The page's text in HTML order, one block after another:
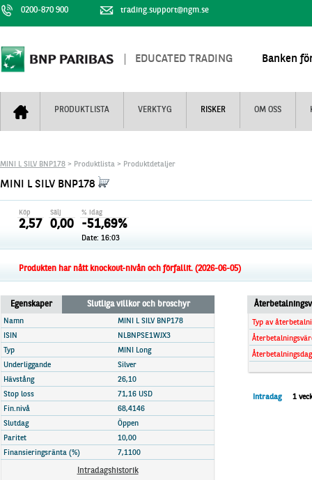
0200-870 900 trading.support@ngm.se
EDUCATED TRADING Banken
PRODUKTLISTA VERKTYG RISKER OM OSS
Mini Futures
Unlimited Turbos
Stoppade & förfallna produkter
Nyhestbrev+
Realtidskurser
Kunskapscentra+
Marknadsöversikt
Finansiell information
MINI L SILV BNP178 > Produktlista > Produktdetaljer
MINI L SILV BNP178
Köp
2,57
Sälj
0,00
% idag
-51,69%
Date: 16:03
Produkten har nått knockout-nivån och förfallit. (2026-06-05)
Egenskaper Slutliga villkor och broschyr
Namn
MINI L SILV BNP178
ISIN
NLBNPSE1WJX3
Typ
MINI Long
Underliggande
Silver
Hävstång
26,10
Stop loss
71,16 USD
Fin.nivå
68,4146
Slutdag
Öppen
Paritet
10,00
Finansieringsränta (%)
7,1100
Intradagshistorik
Typ av
Återbetalningsdag
Intradag 1